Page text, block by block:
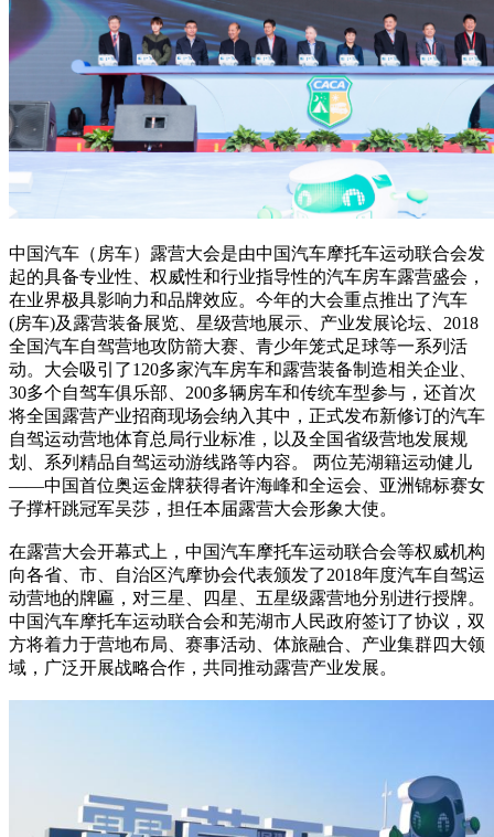
中国汽车（房车）露营大会是由中国汽车摩托车运动联合会发
起的具备专业性、权威性和行业指导性的汽车房车露营盛会，
在业界极具影响力和品牌效应。今年的大会重点推出了汽车
(房车)及露营装备展览、星级营地展示、产业发展论坛、2018
全国汽车自驾营地攻防箭大赛、青少年笼式足球等一系列活
动。大会吸引了120多家汽车房车和露营装备制造相关企业、
30多个自驾车俱乐部、200多辆房车和传统车型参与，还首次
将全国露营产业招商现场会纳入其中，正式发布新修订的汽车
自驾运动营地体育总局行业标准，以及全国省级营地发展规
划、系列精品自驾运动游线路等内容。 两位芜湖籍运动健儿
——中国首位奥运金牌获得者许海峰和全运会、亚洲锦标赛女
子撑杆跳冠军吴莎，担任本届露营大会形象大使。
在露营大会开幕式上，中国汽车摩托车运动联合会等权威机构
向各省、市、自治区汽摩协会代表颁发了2018年度汽车自驾运
动营地的牌匾，对三星、四星、五星级露营地分别进行授牌。
中国汽车摩托车运动联合会和芜湖市人民政府签订了协议，双
方将着力于营地布局、赛事活动、体旅融合、产业集群四大领
域，广泛开展战略合作，共同推动露营产业发展。